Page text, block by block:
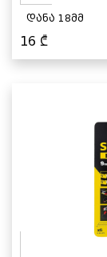
დანა 18მმ
16 ₾